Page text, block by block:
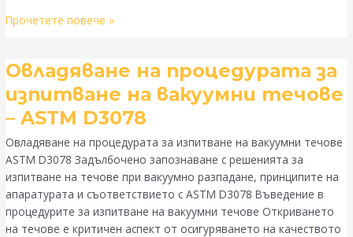
Прочетете повече »
Овладяване на процедурата за
изпитване на вакуумни течове
– ASTM D3078
Овладяване на процедурата за изпитване на вакуумни течове
ASTM D3078 Задълбочено запознаване с решенията за
изпитване на течове при вакуумно разпадане, принципите на
апаратурата и съответствието с ASTM D3078 Въведение в
процедурите за изпитване на вакуумни течове Откриването
на течове е критичен аспект от осигуряването на качеството
Овладяване
процедурата
за
изпитване
на
ASTM